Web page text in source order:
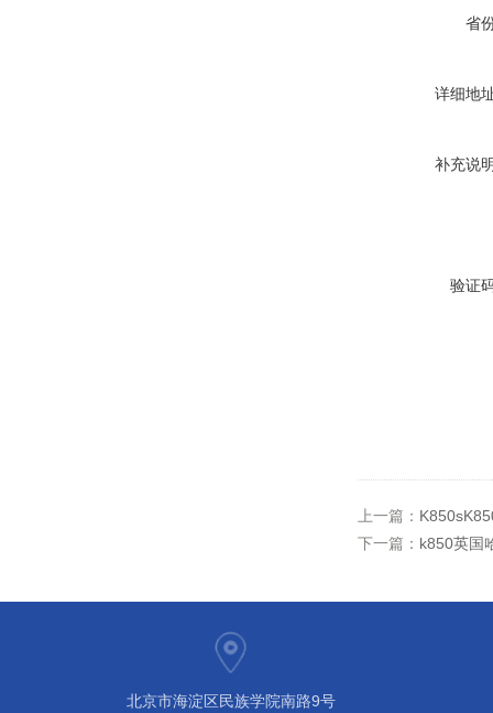
省
详细地
补充说
验证
上一篇：
下一篇： k850英国
北京市海淀区民族学院南路9号